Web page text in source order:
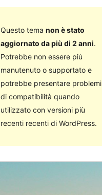
Questo tema non è stato
aggiornato da più di 2 anni.
Potrebbe non essere più
manutenuto o supportato e
potrebbe presentare problemi
di compatibilità quando
utilizzato con versioni più
recenti recenti di WordPress.